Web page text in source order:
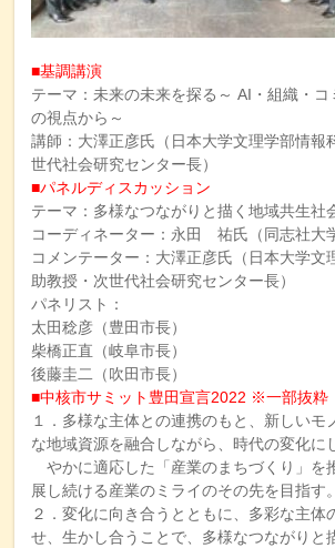
■基調講演
テーマ：未来の未来を探る～ AI・組織・コ
の視点から～
講師：大澤正彦氏（日本大学文理学部情報
世代社会研究センター長）
■パネルディスカッション
テーマ：多様なつながりと描く地域共生社
コーディネーター：永田 祐氏（同志社大
コメンテーター：大澤正彦氏（日本大学文
助教授・次世代社会研究センター長）
パネリスト：
太田稔彦（豊田市長）
柴橋正直（岐阜市長）
後藤圭二（吹田市長）
■中核市サミット豊田宣言2022 ※一部抜粋
１．多様な主体との連携のもと、新しいモ
な地域資源を融合しながら、時代の変化に
やかに適応した「産業のまちづくり」を
展し続ける産業のミライのその先を目指す。
２．変化に向き合うとともに、多彩な主体
せ、生かし合うことで、多様なつながりと